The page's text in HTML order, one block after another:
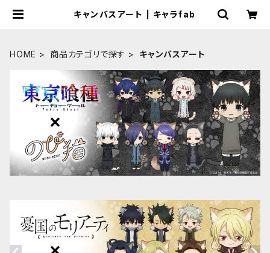
キャンバスアート | キャラfab
HOME 商品カテゴリで探す キャンバスアート